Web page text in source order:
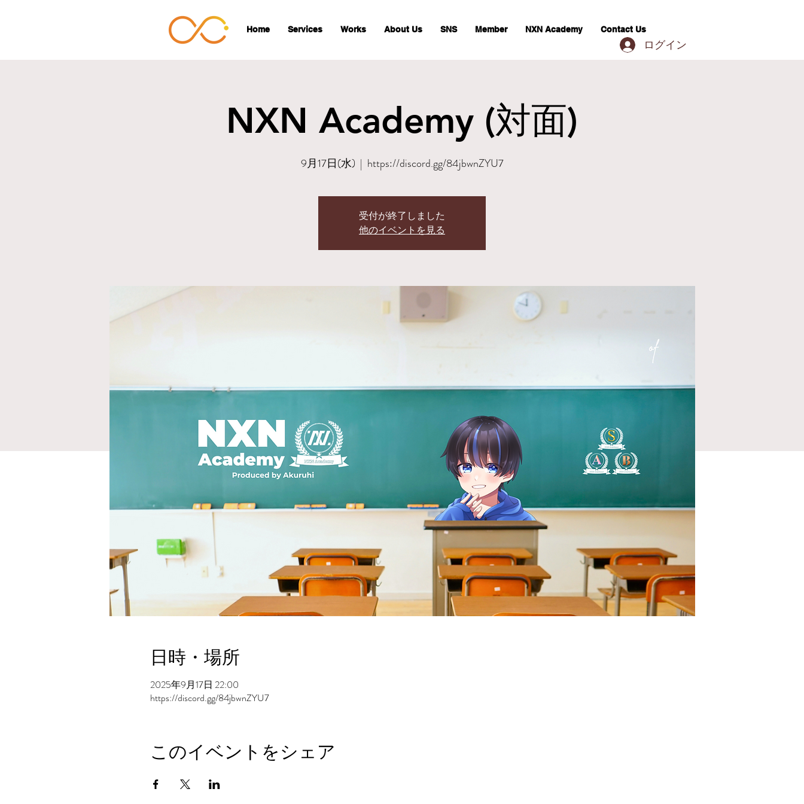
Home Services Works About Us SNS Member NXN Academy Contact Us
ログイン
NXN Academy (対面)
9月17日(水)
  |
https://discord.gg/84jbwnZYU7
受付が終了しました
他のイベントを見る
日時・場所
2025年9月17日 22:00
https://discord.gg/84jbwnZYU7
このイベントをシェア